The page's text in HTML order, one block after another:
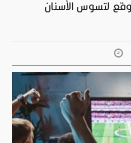
لتسوس الأسنان